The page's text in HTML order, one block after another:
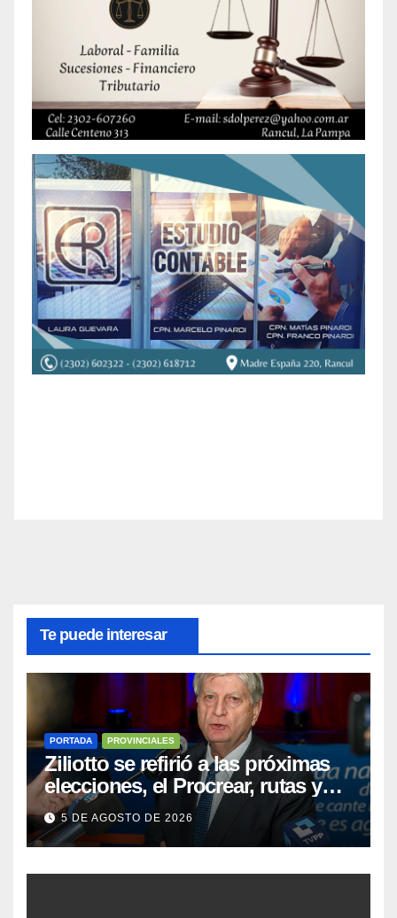
Te puede interesar
PORTADA PROVINCIALES
Ziliotto se refirió a las próximas
elecciones, el Procrear, rutas y
Vaca Muerta
5 DE AGOSTO DE 2026